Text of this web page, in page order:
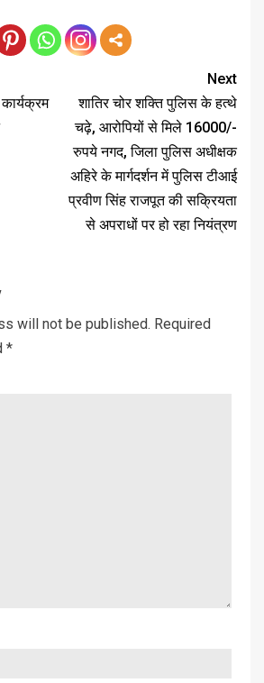
Next
शातिर चोर शक्ति पुलिस के हत्थे
चढ़े, आरोपियों से मिले 16000/-
रुपये नगद, जिला पुलिस अधीक्षक
अहिरे के मार्गदर्शन में पुलिस टीआई
प्रवीण सिंह राजपूत की सक्रियता
से अपराधों पर हो रहा नियंत्रण
will not be published. Required
*